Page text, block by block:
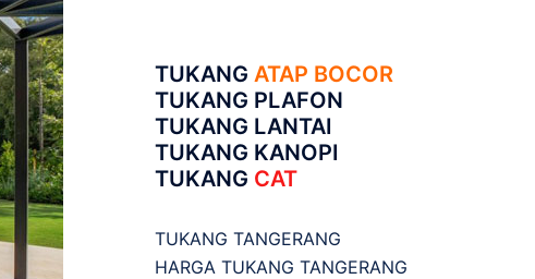
TUKANG ATAP BOCOR
TUKANG PLAFON
TUKANG LANTAI
TUKANG KANOPI
TUKANG CAT
TUKANG TANGERANG
HARGA TUKANG TANGERANG